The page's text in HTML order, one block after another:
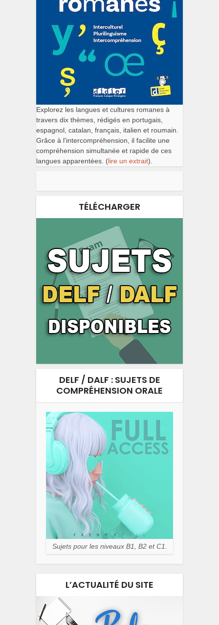
Explorez les langues et cultures romanes à
travers dix thèmes, rédigés en portugais,
espagnol, catalan, français, italien et roumain.
Grâce à l'intercompréhension, il facilite une
compréhension simultanée et rapide de ces
langues apparentées. (lire un extrait).
TÉLÉCHARGER
DELF / DALF : SUJETS DE
COMPRÉHENSION ORALE
Sujets pour les niveaux B1, B2 et C1.
L’ACTUALITÉ DU SITE